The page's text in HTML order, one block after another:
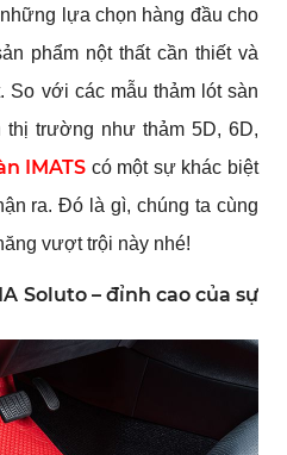
lựa chọn hàng đầu cho
phẩm nột thất cần thiết và
So với các mẫu thảm lót sàn
thị trường như thảm 5D, 6D,
IMATS có một sự khác biệt
ra. Đó là gì, chúng ta cùng
vượt trội này nhé!
Soluto – đỉnh cao của sự